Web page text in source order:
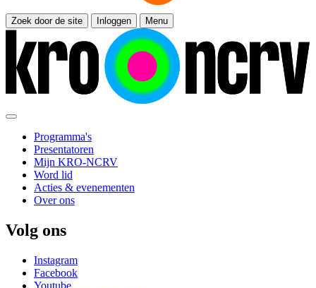
Zoek door de site Inloggen Menu
Programma's
Presentatoren
Mijn KRO-NCRV
Word lid
Acties & evenementen
Over ons
Volg ons
Instagram
Facebook
Youtube